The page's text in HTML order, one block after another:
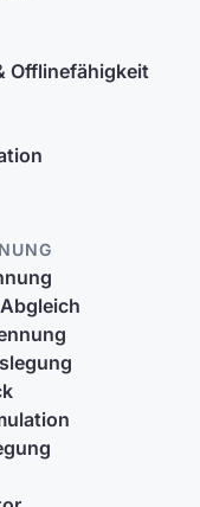
Offlinefähigkeit